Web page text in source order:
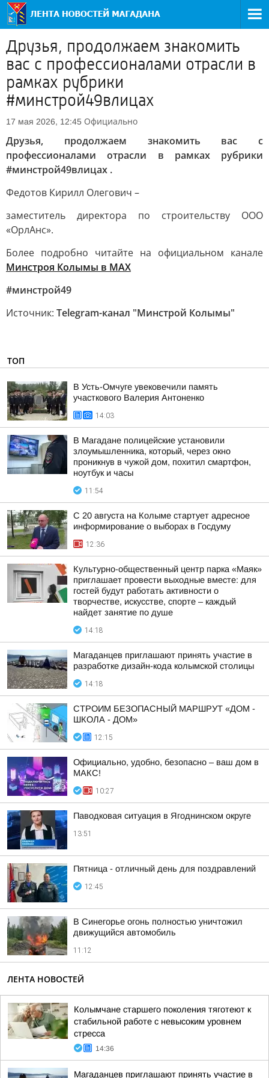
Друзья, продолжаем знакомить
вас с профессионалами отрасли в
рамках рубрики
#минстрой49влицах
17 мая 2026, 12:45 Официально
Друзья, продолжаем знакомить вас с
профессионалами отрасли в рамках рубрики
#минстрой49влицах .
Федотов Кирилл Олегович –
заместитель директора по строительству ООО
«ОрлАнс».
Более подробно читайте на официальном канале
Минстроя Колымы в МАХ
#минстрой49
Источник: Telegram-канал "Минстрой Колымы"
ТОП
В Усть-Омчуге увековечили память
участкового Валерия Антоненко
14:03
В Магадане полицейские установили
злоумышленника, который, через окно
проникнув в чужой дом, похитил смартфон,
ноутбук и часы
11:54
С 20 августа на Колыме стартует адресное
информирование о выборах в Госдуму
12:36
Культурно-общественный центр парка «Маяк»
приглашает провести выходные вместе: для
гостей будут работать активности о
творчестве, искусстве, спорте – каждый
найдет занятие по душе
14:18
Магаданцев приглашают принять участие в
разработке дизайн-кода колымской столицы
14:18
СТРОИМ БЕЗОПАСНЫЙ МАРШРУТ «ДОМ -
ШКОЛА - ДОМ»
12:15
Официально, удобно, безопасно – ваш дом в
МАКС!
10:27
Паводковая ситуация в Ягоднинском округе
13:51
Пятница - отличный день для поздравлений
12:45
В Синегорье огонь полностью уничтожил
движущийся автомобиль
11:12
ЛЕНТА НОВОСТЕЙ
Колымчане старшего поколения тяготеют к
стабильной работе с невысоким уровнем
стресса
14:36
Магаданцев приглашают принять участие в